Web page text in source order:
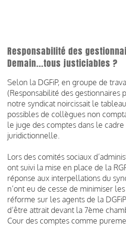
Responsabilité des
Demain...tous justiciables ?
Selon la DGFiP, en groupe de
(Responsabilité des
notre syndicat noircissait le
possibles de collègues non
le juge des comptes dans le
juridictionnelle.
Lors des comités sociaux
ont suivi la mise en place de la
réponse aux interpellations du
n’ont eu de cesse de minimiser
réforme sur les agents de la
d’être attrait devant la 7ème
Cour des comptes comme